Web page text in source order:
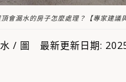
會漏水的房子怎麼處理？【專家建議
水 / 圖 最新更新日期: